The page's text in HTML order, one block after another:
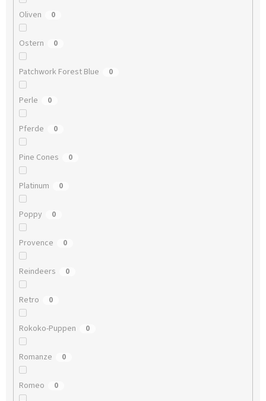
Oliven 0
Ostern 0
Patchwork Forest Blue 0
Perle 0
Pferde 0
Pine Cones 0
Platinum 0
Poppy 0
Provence 0
Reindeers 0
Retro 0
Rokoko-Puppen 0
Romanze 0
Romeo 0